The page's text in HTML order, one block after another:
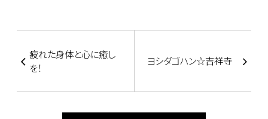
疲れた身体と心に癒し
を！
ヨシダゴハン☆吉祥寺